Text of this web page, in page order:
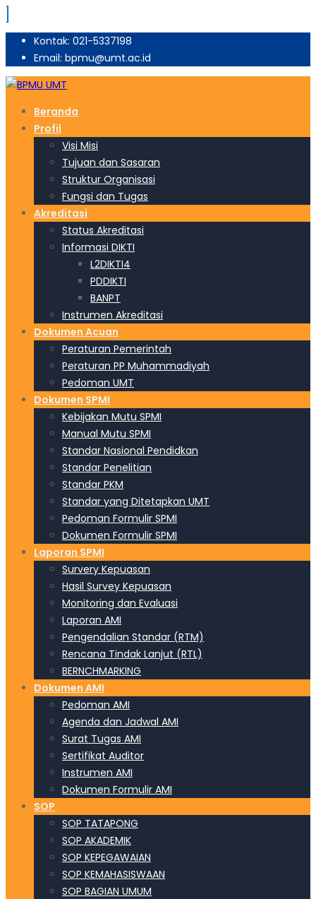
Kontak: 021-5337198
Email: bpmu@umt.ac.id
Beranda
Profil
Visi Misi
Tujuan dan Sasaran
Struktur Organisasi
Fungsi dan Tugas
Akreditasi
Status Akreditasi
Informasi DIKTI
L2DIKTI4
PDDIKTI
BANPT
Instrumen Akreditasi
Dokumen Acuan
Peraturan Pemerintah
Peraturan PP Muhammadiyah
Pedoman UMT
Dokumen SPMI
Kebijakan Mutu SPMI
Manual Mutu SPMI
Standar Nasional Pendidkan
Standar Penelitian
Standar PKM
Standar yang Ditetapkan UMT
Pedoman Formulir SPMI
Dokumen Formulir SPMI
Laporan SPMI
Survery Kepuasan
Hasil Survey Kepuasan
Monitoring dan Evaluasi
Laporan AMI
Pengendalian Standar (RTM)
Rencana Tindak Lanjut (RTL)
BERNCHMARKING
Dokumen AMI
Pedoman AMI
Agenda dan Jadwal AMI
Surat Tugas AMI
Sertifikat Auditor
Instrumen AMI
Dokumen Formulir AMI
SOP
SOP TATAPONG
SOP AKADEMIK
SOP KEPEGAWAIAN
SOP KEMAHASISWAAN
SOP BAGIAN UMUM